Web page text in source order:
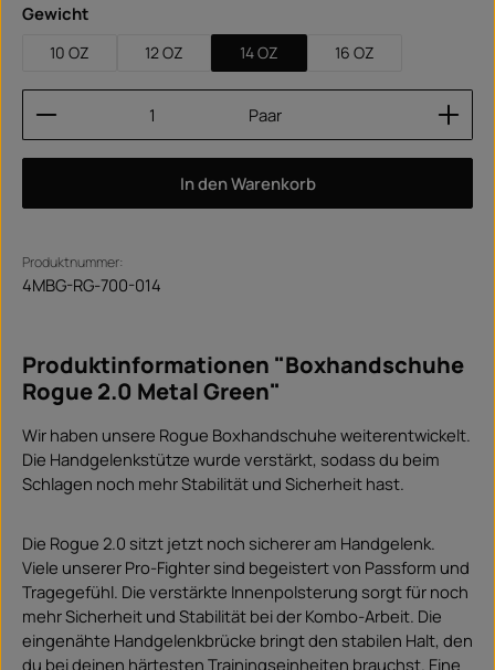
Gewichtauswählen
10 OZ 12 OZ 14 OZ 16 OZ
Produkt Anzahl: Gib den gewünschten Wert ein
Paar
In den Warenkorb
Produktnummer:
4MBG-RG-700-014
Produktinformationen "Boxhandschuhe
Rogue 2.0 Metal Green"
Wir haben unsere Rogue Boxhandschuhe weiterentwickelt.
Die Handgelenkstütze wurde verstärkt, sodass du beim
Schlagen noch mehr Stabilität und Sicherheit hast.
Die Rogue 2.0 sitzt jetzt noch sicherer am Handgelenk.
Viele unserer Pro-Fighter sind begeistert von Passform und
Tragegefühl. Die verstärkte Innenpolsterung sorgt für noch
mehr Sicherheit und Stabilität bei der Kombo-Arbeit. Die
eingenähte Handgelenkbrücke bringt den stabilen Halt, den
du bei deinen härtesten Trainingseinheiten brauchst. Eine